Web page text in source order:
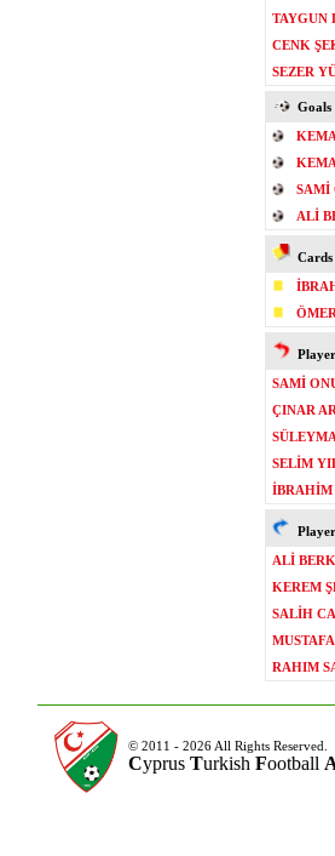
TAYGUN
CENK
SEZER
Goals
SAMİ
ALİ
Cards
SAMİ
ÇINAR
SELİM
İBRAHİM
ALİ
KEREM
SALİH
RAHIM
© 2011 - 2026 All Rights Reserved.
Cyprus Turkish Football